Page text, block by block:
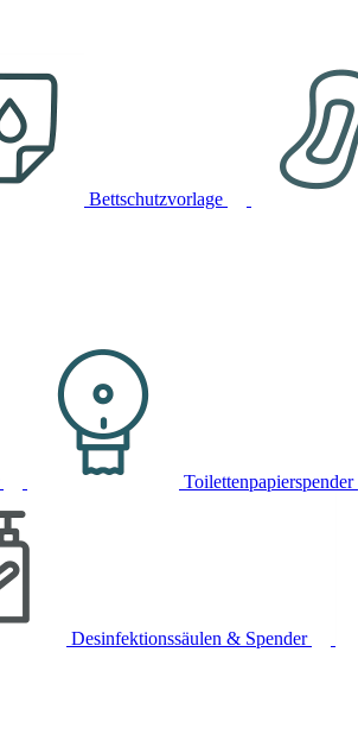
Bettschutzvorlage
Toilettenpapierspender
Desinfektionssäulen & Spender